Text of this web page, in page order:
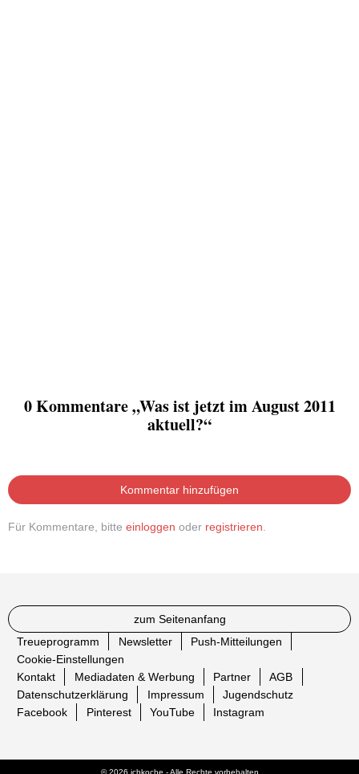
0 Kommentare „Was ist jetzt im August 2011
aktuell?“
Kommentar hinzufügen
Für Kommentare, bitte einloggen oder registrieren.
zum Seitenanfang
Treueprogramm
Newsletter
Push-Mitteilungen
Cookie-Einstellungen
Kontakt
Mediadaten & Werbung Partner
AGB
Datenschutzerklärung
Impressum
Jugendschutz
Facebook
Pinterest YouTube Instagram